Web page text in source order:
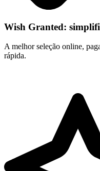
Wish Granted:
A melhor seleção online,
rápida.